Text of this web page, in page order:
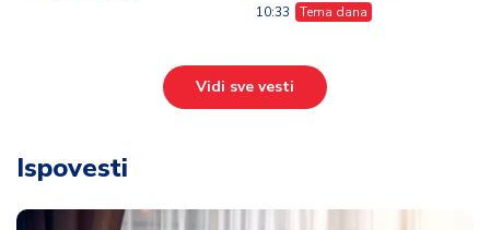
10:33 Tema dana
Vidi sve vesti
Ispovesti